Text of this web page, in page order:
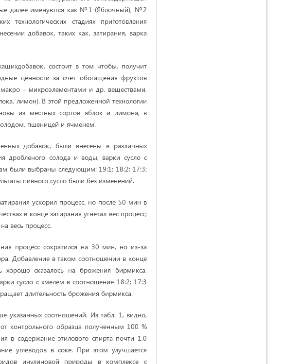
далее именуются как №1 (Яблочный), №2
технологических стадиях приготовления
добавок, таких как, затирания, варка
состоит в том чтобы, получит
ценности за счет обогащения фруктов
- микроэлементами и др. веществами,
лимон). В этой предложенной технологии
из местных сортов яблок и лимона, в
пшеницей и ячменем.
добавок, были внесены в различных
дробленого солода и воды, варки сусло с
были выбраны следующим: 19:1; 18:2; 17:3;
пивного сусло были без изменений.
ускорил процесс, но после 50 мин в
в конце затирания угнетал вес процесс;
весь процесс.
процесс сократился на 30 мин, но из-за
Добавление в таком соотношении в конце
хорошо сказалось на брожения бирмикса.
сусло с хмелем в соотношение 18:2; 17:3
длительность брожения бирмикса.
указанных соотношений. Из табл. 1, видно,
контрольного образца полученным 100 %
содержание этилового спирта почти 1,0
углеводов в соке. При этом улучшается
инулиновой природы в комплексе с